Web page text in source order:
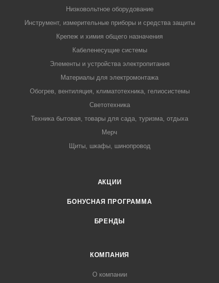
Низковольтное оборудование
Инструмент, измерительные приборы и средства защиты
Крепеж и химия общего назначения
Кабеленесущие системы
Элементы и устройства электропитания
Материалы для электромонтажа
Обогрев, вентиляция, климатотехника, гелиосистемы
Светотехника
Техника бытовая, товары для сада, туризма, отдыха
Мерч
Щиты, шкафы, шинопровод
АКЦИИ
БОНУСНАЯ ПРОГРАММА
БРЕНДЫ
КОМПАНИЯ
О компании